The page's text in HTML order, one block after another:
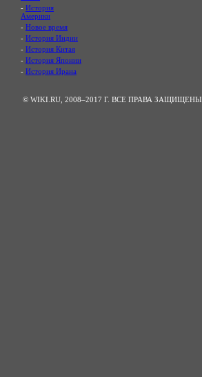
- История
Америки
- Новое время
- История Индии
- История Китая
- История Японии
- История Ирана
© WIKI.RU, 2008–2017 Г. ВСЕ ПРАВА ЗАЩИЩЕНЫ.